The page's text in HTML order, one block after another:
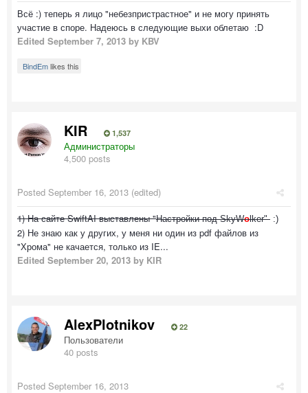
Всё :) теперь я лицо "небезпристрастное" и не могу принять
участие в споре. Надеюсь в следующие выхи облетаю :D
Edited September 7, 2013 by KBV
BindEmlikes this
KIR 1,537
Администраторы
4,500 posts
Posted September 16, 2013 (edited)
1) На сайте SwiftAI выставлены "Настройки под SkyWolker" :)
2) Не знаю как у других, у меня ни один из pdf файлов из
"Хрома" не качается, только из IE...
Edited September 20, 2013 by KIR
AlexPlotnikov 22
Пользователи
40 posts
Posted September 16, 2013